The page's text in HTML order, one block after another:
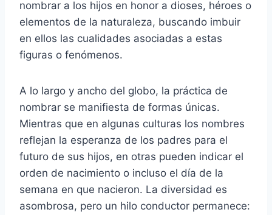
nombrar a los hijos en honor a dioses, héroes o
elementos de la naturaleza, buscando imbuir
en ellos las cualidades asociadas a estas
figuras o fenómenos.
A lo largo y ancho del globo, la práctica de
nombrar se manifiesta de formas únicas.
Mientras que en algunas culturas los nombres
reflejan la esperanza de los padres para el
futuro de sus hijos, en otras pueden indicar el
orden de nacimiento o incluso el día de la
semana en que nacieron. La diversidad es
asombrosa, pero un hilo conductor permanece: